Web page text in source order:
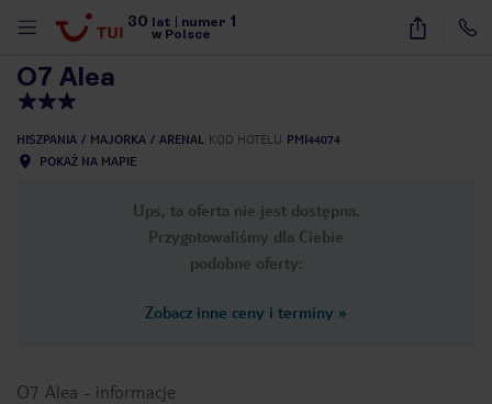
30 lat numer 1
w Polsce
26
O7 Alea
HISZPANIA MAJORKA ARENAL KOD HOTELU PMI44074
POKAŻ NA MAPIE
Ups, ta oferta nie jest dostępna.
Przygotowaliśmy dla Ciebie
podobne oferty:
Zobacz inne ceny i terminy »
O7 Alea - informacje